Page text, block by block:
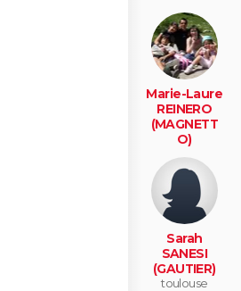
Marie-Laure
REINERO
(MAGNETT
O)
var
Sarah
SANESI
(GAUTIER)
toulouse